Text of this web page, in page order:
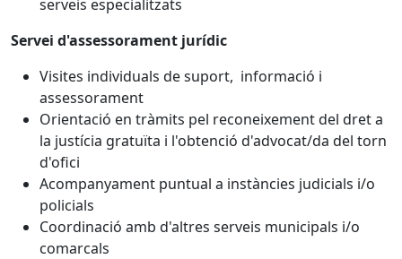
serveis especialitzats
Servei d'assessorament jurídic
Visites individuals de suport, informació i
assessorament
Orientació en tràmits pel reconeixement del dret a
la justícia gratuïta i l'obtenció d'advocat/da del torn
d'ofici
Acompanyament puntual a instàncies judicials i/o
policials
Coordinació amb d'altres serveis municipals i/o
comarcals